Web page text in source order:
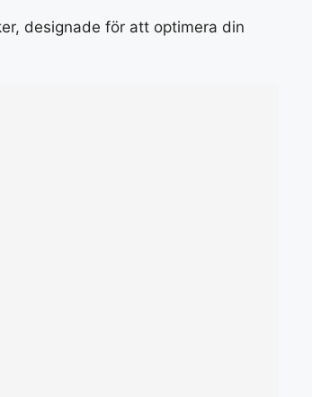
designade för att optimera din